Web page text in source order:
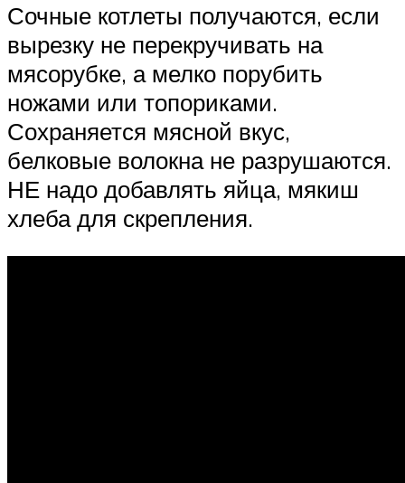
Сочные котлеты получаются, если
вырезку не перекручивать на
мясорубке, а мелко порубить
ножами или топориками.
Сохраняется мясной вкус,
белковые волокна не разрушаются.
НЕ надо добавлять яйца, мякиш
хлеба для скрепления.